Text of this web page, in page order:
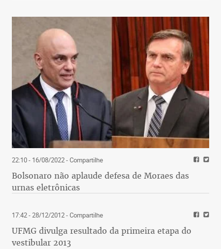
22:10 - 16/08/2022- Compartilhe
Bolsonaro não aplaude defesa de Moraes das
urnas eletrônicas
17:42 - 28/12/2012- Compartilhe
UFMG divulga resultado da primeira etapa do
vestibular 2013